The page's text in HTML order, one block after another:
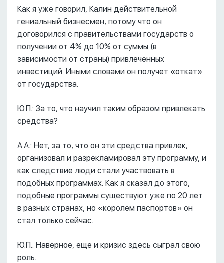
Как я уже говорил, Калин действительной
гениальный бизнесмен, потому что он
договорился с правительствами государств о
получении от 4% до 10% от суммы (в
зависимости от страны) привлеченных
инвестиций. Иными словами он получет «откат»
от государства.
Ю.П.: За то, что научил таким образом привлекать
средства?
А.А.: Нет, за то, что он эти средства привлек,
организовал и разрекламировал эту программу, и
как следствие люди стали участвовать в
подобных программах. Как я сказал до этого,
подобные программы существуют уже по 20 лет
в разных странах, но «королем паспортов» он
стал только сейчас.
Ю.П.: Наверное, еще и кризис здесь сыграл свою
роль.